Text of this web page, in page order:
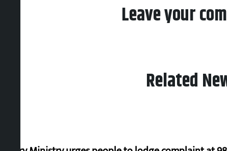
Leave your
Related